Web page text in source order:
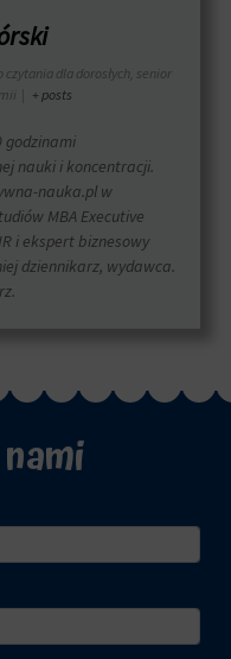
dla dorosłych, senior
+ posts
godzinami
nauki i koncentracji.
nauka.pl w
MBA Executive
i ekspert biznesowy
dziennikarz, wydawca.